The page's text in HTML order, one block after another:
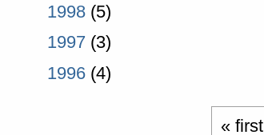
1998(5)
1997(3)
1996(4)
« first